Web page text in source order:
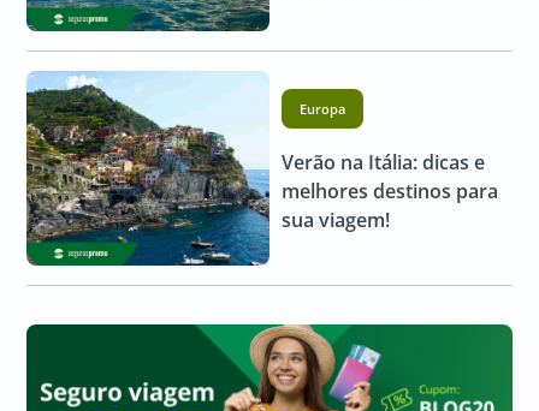
Europa
Verão na Itália: dicas e
melhores destinos para
sua viagem!